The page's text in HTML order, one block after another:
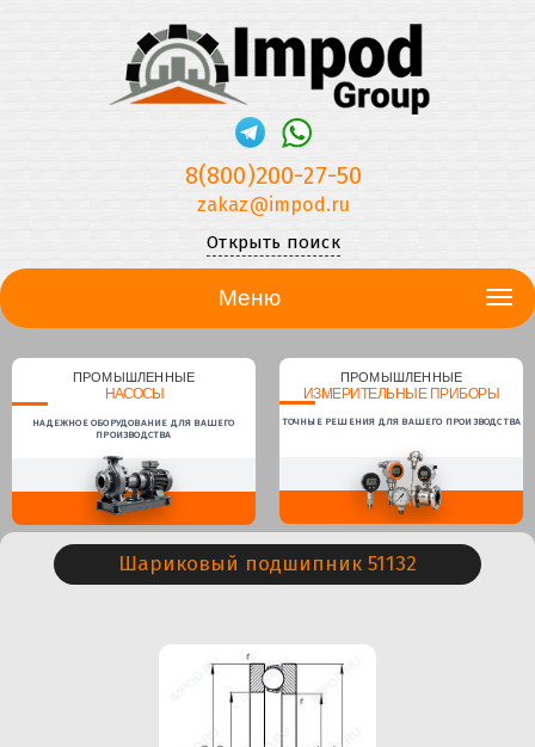
8(800)200-27-50
zakaz@impod.ru
Открыть поиск
Меню
ПРОМЫШЛЕННЫЕ
НАСОСЫ
НАДЕЖНОЕ ОБОРУДОВАНИЕ ДЛЯ ВАШЕГО
ПРОИЗВОДСТВА
ПРОМЫШЛЕННЫЕ
ИЗМЕРИТЕЛЬНЫЕ ПРИБОРЫ
ТОЧНЫЕ РЕШЕНИЯ ДЛЯ ВАШЕГО ПРОИЗВОДСТВА
Шариковый подшипник 51132